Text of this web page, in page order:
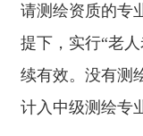
请测绘资质的专
提下，实行“老
续有效。没有测
计入中级测绘专